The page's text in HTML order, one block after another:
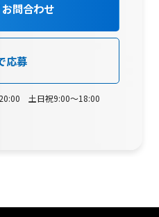
問合わせ
応募
土日祝9:00～18:00